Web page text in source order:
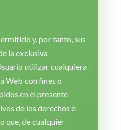
y, por tanto, sus
la exclusiva
utilizar cualquiera
Web con fines o
en el presente
de los derechos e
que, de cualquier